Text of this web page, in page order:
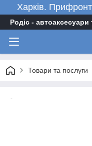
Харків.
Родіс - автоаксесуари
Товари та послуги